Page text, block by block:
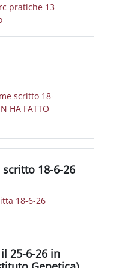
pratiche 13
scritto 18-
HA FATTO
18-6-26
18-6-26
25-6-26 in